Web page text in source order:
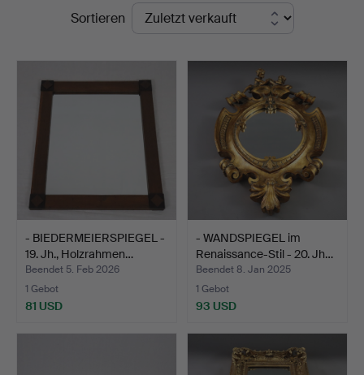
EndpreiseSortieren
- BIEDERMEIERSPIEGEL -
19. Jh., Holzrahmen…
Beendet 5. Feb 2026
1 Gebot
81 USD
- WANDSPIEGEL im
Renaissance-Stil - 20. Jh…
Beendet 8. Jan 2025
1 Gebot
93 USD